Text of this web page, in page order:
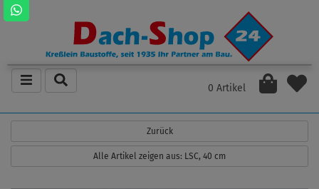
0 Artikel
Zurück
Alle Artikel zeigen aus: LSC, 40 cm